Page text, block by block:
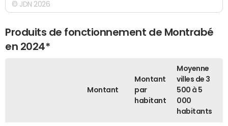
© JDN 2026
Produits de fonctionnement de Montrabé
en 2024*
Montant
Montant
par
habitant
Moyenne
villes de 3
500 à 5
000
habitants